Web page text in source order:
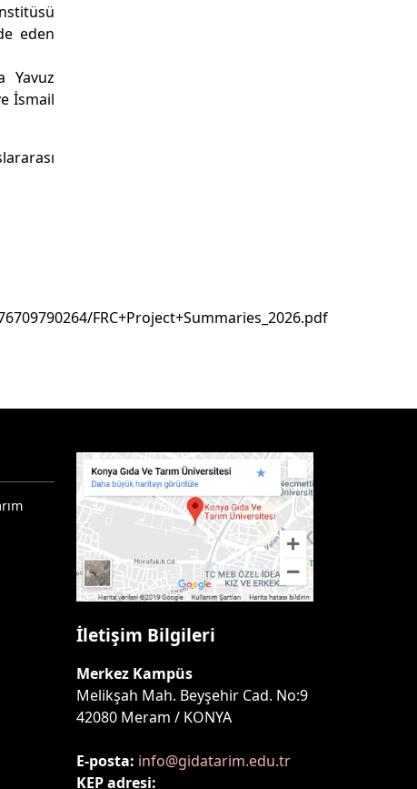
eden
Yavuz
İsmail
FRC+Project+Summaries_2026.pdf
İletişim Bilgileri
Merkez Kampüs
Melikşah Mah. Beyşehir Cad. No:9
42080 Meram / KONYA
E-posta: info@gidatarim.edu.tr
KEP adresi: